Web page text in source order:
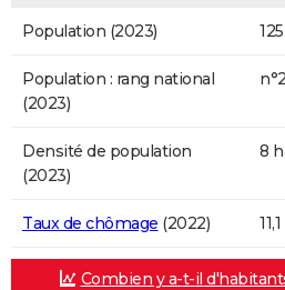
Population (2023)
Population : rang national
(2023)
Densité de population
(2023)
8
Taux de chômage (2022)
Combien y a-t-il